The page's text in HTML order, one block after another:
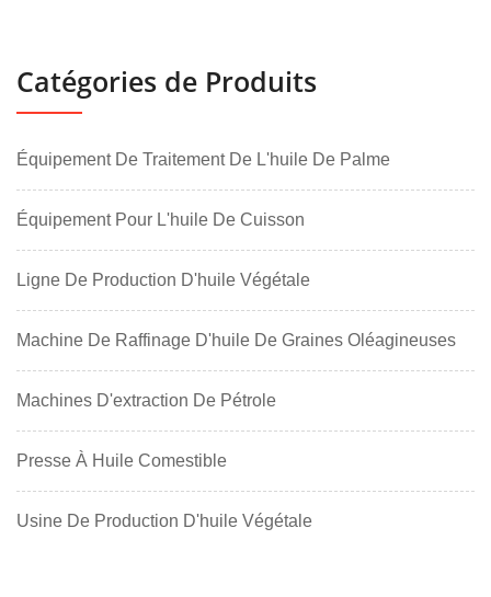
Catégories de Produits
Équipement De Traitement De L'huile De Palme
Équipement Pour L'huile De Cuisson
Ligne De Production D'huile Végétale
Machine De Raffinage D'huile De Graines Oléagineuses
Machines D'extraction De Pétrole
Presse À Huile Comestible
Usine De Production D'huile Végétale